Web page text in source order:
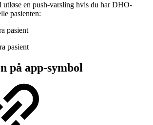
utløse en push-varsling hvis du har DHO-
pasienten:
pasient
pasient
på app-symbol